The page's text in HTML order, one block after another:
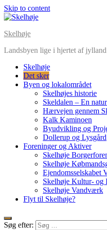
Skip to content
Skelhøje
Landsbyen lige i hjertet af jylland
Skelhøje
Det sker
Byen og lokalområdet
Skelhøjes historie
Skeldalen – En
Hærvejen gennem
Kalk Kaminoen
Byudvikling og
Dollerup og Lysgård
Foreninger og Aktiver
Skelhøje
Skelhøje
Ejendomsselskabet
Skelhøje Kultur- og
Skelhøje Vandværk
Flyt til Skelhøje?
Søg efter: